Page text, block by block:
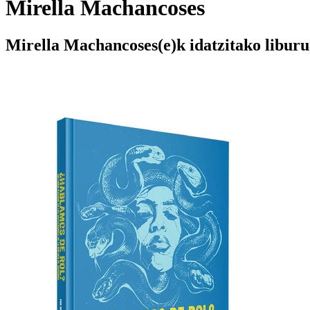
Mirella Machancoses
Mirella Machancoses(e)k idatzitako